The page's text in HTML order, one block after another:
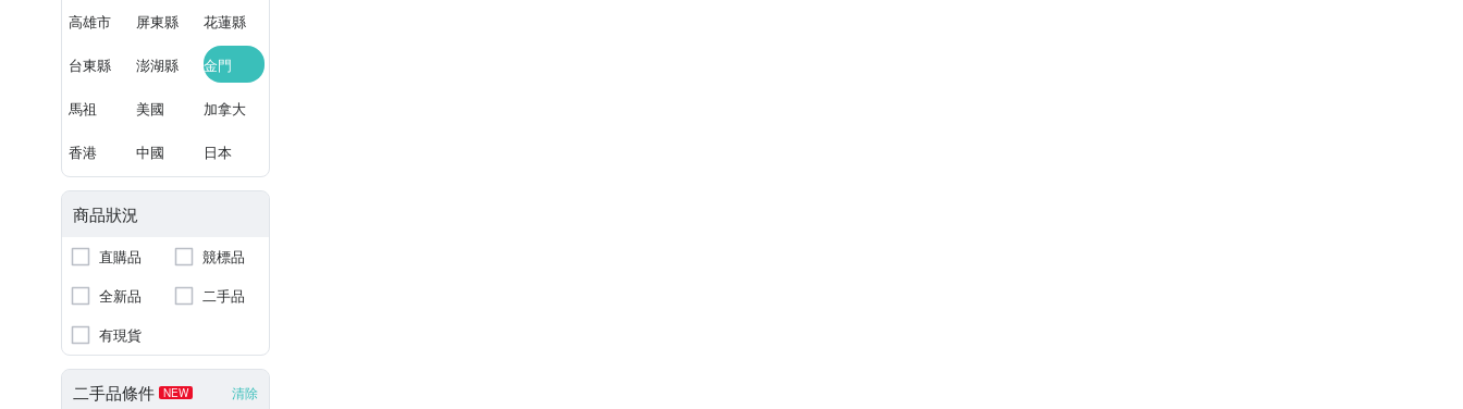
高雄市 屏東縣 花蓮縣
台東縣 澎湖縣 金門
馬祖 美國 加拿大
香港 中國 日本
商品狀況
直購品
競標品
全新品
二手品
有現貨
二手品條件 NEW 清除